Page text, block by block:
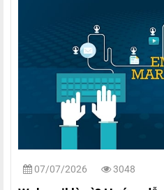
07/07/2026 3048